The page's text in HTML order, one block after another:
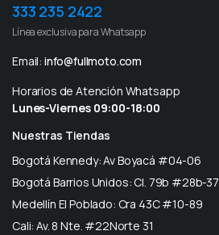
333 235 2422
Línea exclusiva para Whatsapp
Email: info@fullmoto.com
Horarios de Atención Whatsapp
Lunes-Viernes 09:00-18:00
Nuestras Tiendas
Bogotá Kennedy: Av Boyacá #04-06
Bogotá Barrios Unidos: Cl. 79b #28b-37
Medellín El Poblado: Cra 43C #10-89
Cali: Av. 8 Nte. #22Norte 31